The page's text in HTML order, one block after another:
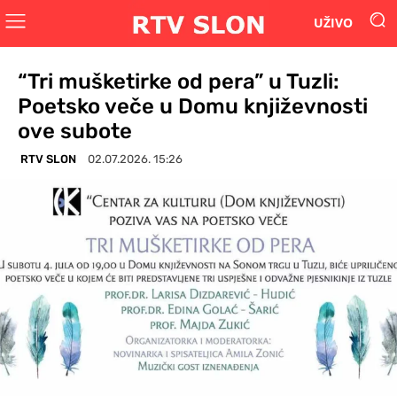
UŽIVO
“Tri mušketirke od pera” u Tuzli:
Poetsko veče u Domu književnosti
ove subote
RTV SLON 02.07.2026. 15:26